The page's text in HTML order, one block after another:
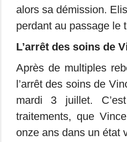
alors sa démission.
perdant au passage le
L’arrêt des soins de
Après de multiples
l’arrêt des soins de
mardi 3 juillet.
traitements, que
onze ans dans un état